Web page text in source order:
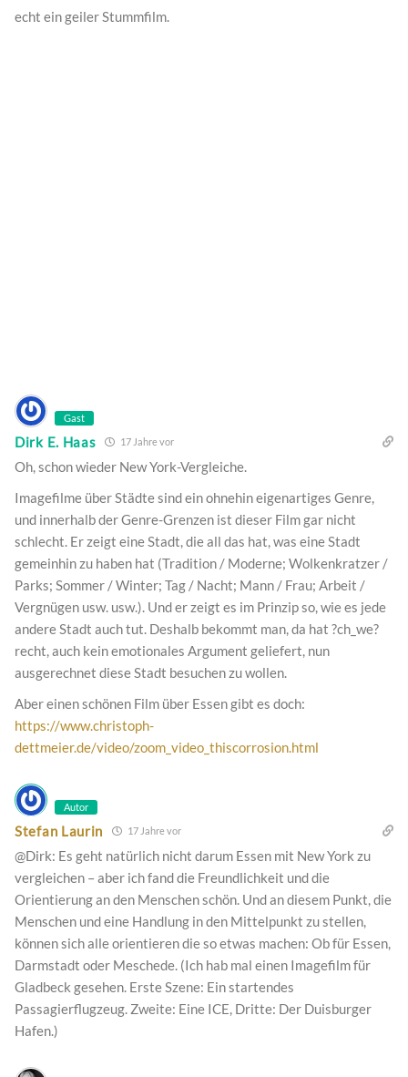
echt ein geiler Stummfilm.
Gast
Dirk E. Haas 17 Jahre vor
Oh, schon wieder New York-Vergleiche.
Imagefilme über Städte sind ein ohnehin eigenartiges Genre,
und innerhalb der Genre-Grenzen ist dieser Film gar nicht
schlecht. Er zeigt eine Stadt, die all das hat, was eine Stadt
gemeinhin zu haben hat (Tradition / Moderne; Wolkenkratzer /
Parks; Sommer / Winter; Tag / Nacht; Mann / Frau; Arbeit /
Vergnügen usw. usw.). Und er zeigt es im Prinzip so, wie es jede
andere Stadt auch tut. Deshalb bekommt man, da hat ?ch_we?
recht, auch kein emotionales Argument geliefert, nun
ausgerechnet diese Stadt besuchen zu wollen.
Aber einen schönen Film über Essen gibt es doch:
https://www.christoph-
dettmeier.de/video/zoom_video_thiscorrosion.html
Autor
Stefan Laurin 17 Jahre vor
@Dirk: Es geht natürlich nicht darum Essen mit New York zu
vergleichen – aber ich fand die Freundlichkeit und die
Orientierung an den Menschen schön. Und an diesem Punkt, die
Menschen und eine Handlung in den Mittelpunkt zu stellen,
können sich alle orientieren die so etwas machen: Ob für Essen,
Darmstadt oder Meschede. (Ich hab mal einen Imagefilm für
Gladbeck gesehen. Erste Szene: Ein startendes
Passagierflugzeug. Zweite: Eine ICE, Dritte: Der Duisburger
Hafen.)